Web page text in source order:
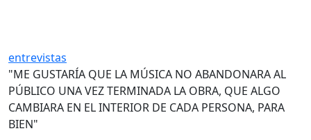
entrevistas
"ME GUSTARÍA QUE LA MÚSICA NO ABANDONARA AL
PÚBLICO UNA VEZ TERMINADA LA OBRA, QUE ALGO
CAMBIARA EN EL INTERIOR DE CADA PERSONA, PARA
BIEN"